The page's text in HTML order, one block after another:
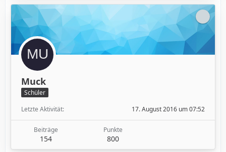
Muck
Schüler
Letzte Aktivität
17. August 2016 um 07:52
Beiträge
154
Punkte
800